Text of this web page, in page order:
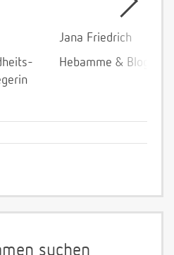
Jana Friedrich
Hebamme &
suchen